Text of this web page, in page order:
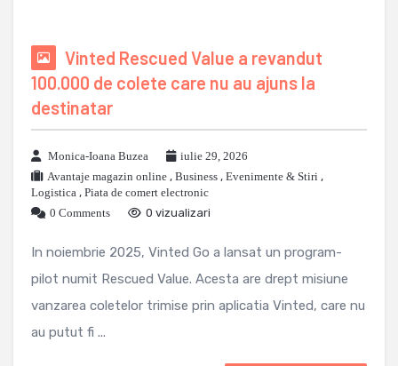
Vinted Rescued Value a revandut
100.000 de colete care nu au ajuns la
destinatar
Monica-Ioana Buzea
iulie 29, 2026
Avantaje magazin online , Business , Evenimente & Stiri ,
Logistica , Piata de comert electronic
0 Comments
0 vizualizari
In noiembrie 2025, Vinted Go a lansat un program-
pilot numit Rescued Value. Acesta are drept misiune
vanzarea coletelor trimise prin aplicatia Vinted, care nu
au putut fi ...